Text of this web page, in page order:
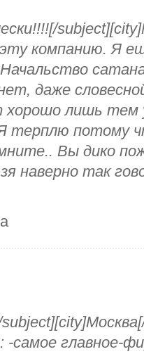
компанию. Я
даже
хорошо лишь тем
терплю потому
Вы дико
наверно так
самое главное-